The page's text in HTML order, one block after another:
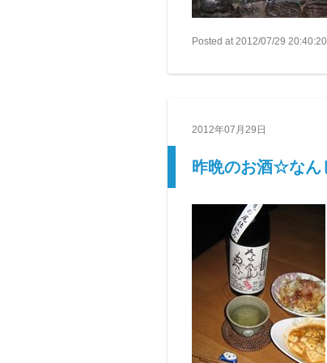
Posted at 2012/07/29 20:40:20
2012年07月29日
昨晩のお酒☆なん